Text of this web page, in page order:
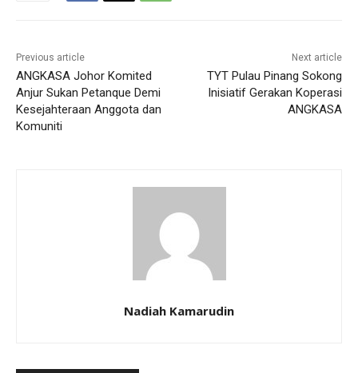
Previous article
ANGKASA Johor Komited
Anjur Sukan Petanque Demi
Kesejahteraan Anggota dan
Komuniti
Next article
TYT Pulau Pinang Sokong
Inisiatif Gerakan Koperasi
ANGKASA
Nadiah Kamarudin